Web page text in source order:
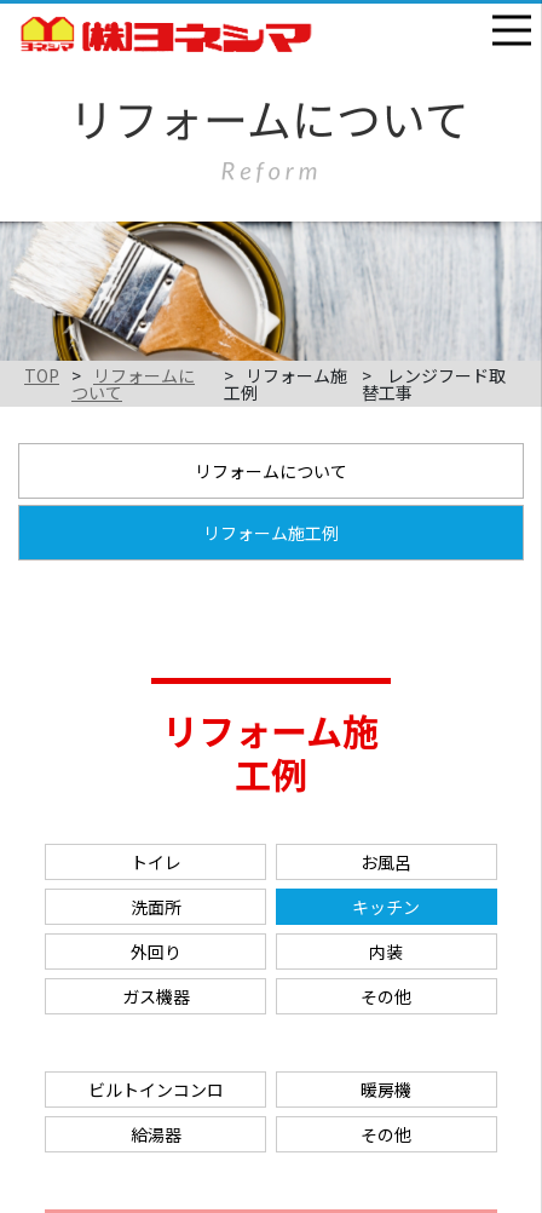
TOP リフォームに
ついて
リフォーム施
工例
レンジフード取
替工事
リフォームについて
リフォーム施工例
リフォーム施
工例
トイレ
お風呂
洗面所
キッチン
外回り
内装
ガス機器
その他
ビルトインコンロ
暖房機
給湯器
その他